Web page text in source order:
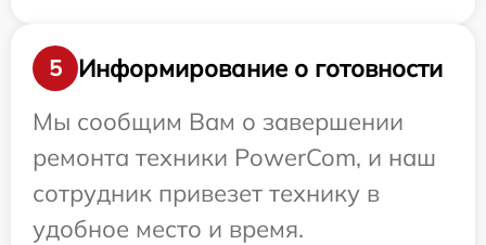
5
Информирование о готовности
Мы сообщим Вам о завершении
ремонта техники PowerCom, и наш
сотрудник привезет технику в
удобное место и время.